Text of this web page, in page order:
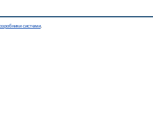
системи